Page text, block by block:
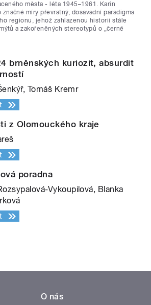
města - léta 1945–1961. Karin
značné míry převratný, dosavadní paradigma
regionu, jehož zahlazenou historii stále
a zakořeněných stereotypů o „černé
brněnských kuriozit, absurdit
Tomáš Kremr
z Olomouckého kraje
poradna
Vykoupilová, Blanka
O nás